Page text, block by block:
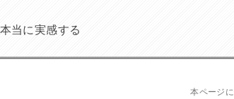
当に実感する
本ページ